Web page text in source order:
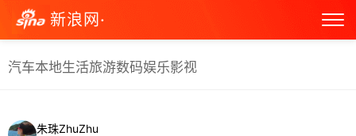
新浪网·
汽车本地生活旅游数码娱乐影视
朱珠ZhuZhu